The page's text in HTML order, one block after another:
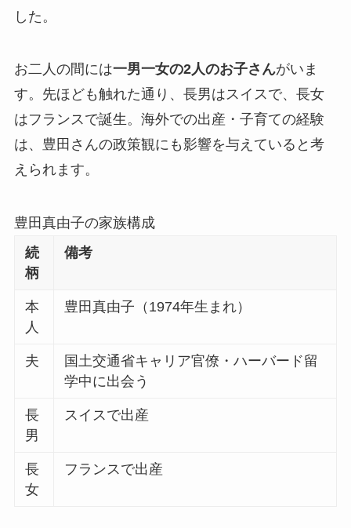
した。
お二人の間には一男一女の2人のお子さんがいま
す。先ほども触れた通り、長男はスイスで、長女
はフランスで誕生。海外での出産・子育ての経験
は、豊田さんの政策観にも影響を与えていると考
えられます。
豊田真由子の家族構成
続
柄
備考
本
人
豊田真由子（1974年生まれ）
夫
国土交通省キャリア官僚・ハーバード留
学中に出会う
長
男
スイスで出産
長
女
フランスで出産